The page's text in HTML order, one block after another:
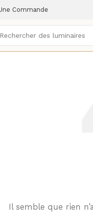
Commande
Il semble que rien